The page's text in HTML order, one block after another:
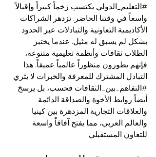
#التعليم_الدولي يكتسب زخماً كبيراً وإقبالاً
واسعاً في وقتنا الحاضر. تزدهر الشراكات
الأكاديمية التعاونية والتبادلات عبر الحدود
بشكل لم يسبق له مثيل. عندما يختبر
الطلاب ثقافات وأنظمة تعليمية متنوعة،
فإنهم يطورون منظوراً عالمياً عميقاً. هذا
التبادل المشترك للمعرفة والخبرات لا يثري
#التفاهم_بين_الثقافات فحسب، بل يرسخ
أيضاً روابط الأخوة والصداقة الدائمة
والعلاقات التجارية المزدهرة بين كينيا
والعالم العربي، مما يفتح آفاقاً واسعة
للتعاون المستقبلي.